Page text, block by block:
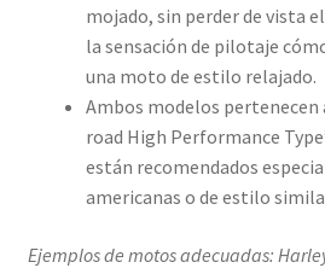
mojado, sin perder de vista
la sensación de pilotaje
una moto de estilo relajado.
Ambos modelos pertenecen
road High Performance
están recomendados
americanas o de estilo
Ejemplos de motos adecuadas: